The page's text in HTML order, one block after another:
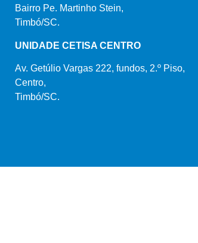
Bairro Pe. Martinho Stein,
Timbó/SC.
UNIDADE CETISA CENTRO
Av. Getúlio Vargas 222, fundos, 2.º Piso,
Centro,
Timbó/SC.